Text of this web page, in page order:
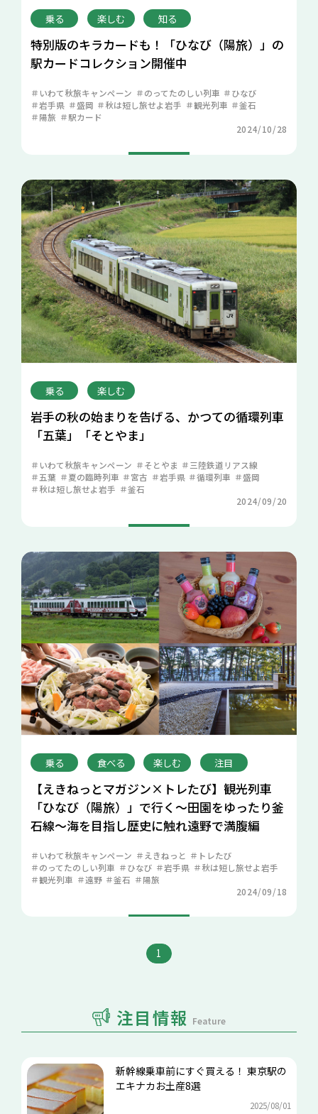
乗る 楽しむ 知る
特別版のキラカードも！「ひなび（陽旅）」の
駅カードコレクション開催中
いわて秋旅キャンペーン のってたのしい列車
ひなび
岩手県
盛岡 秋は短し旅せよ岩手 観光列車
釜石
陽旅
駅カード
2024/10/28
乗る 楽しむ
岩手の秋の始まりを告げる、かつての循環列車
「五葉」「そとやま」
いわて秋旅キャンペーン そとやま
三陸鉄道リアス線
五葉
夏の臨時列車 宮古 岩手県 循環列車
盛岡
秋は短し旅せよ岩手
釜石
2024/09/20
乗る 食べる 楽しむ 注目
【えきねっとマガジン×トレたび】観光列車
「ひなび（陽旅）」で行く～田園をゆったり釜
石線～海を目指し歴史に触れ遠野で満腹編
いわて秋旅キャンペーン えきねっと
トレたび
のってたのしい列車
ひなび 岩手県
秋は短し旅せよ岩手
観光列車
遠野 釜石
陽旅
2024/09/18
1
注目情報 Feature
新幹線乗車前にすぐ買える！ 東京駅の
エキナカお土産8選
2025/08/01